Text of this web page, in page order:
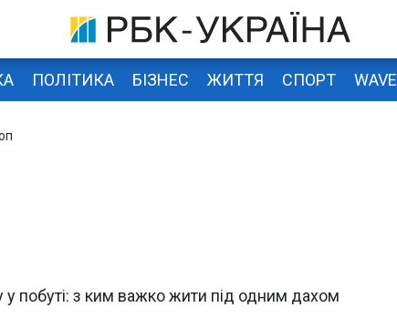
ПОЛІТИКА БІЗНЕС ЖИТТЯ СПОРТ WAVE
у побуті: з ким важко жити під одним дахом